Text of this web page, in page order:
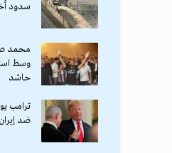
سدود
محمد
وسط
حاشد
ترامب
ضد إيران